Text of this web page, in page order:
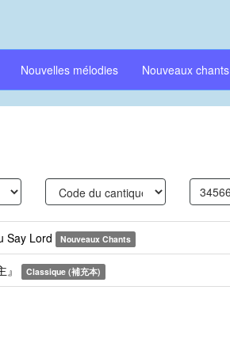
Nouvelles mélodies Nouveaux chants
Say Lord Nouveaux Chants
Classique (補充本)